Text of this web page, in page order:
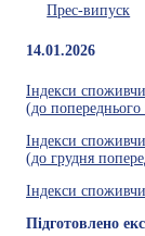
Прес-випуск
14.01.2026
Індекси
(до попереднього
Індекси
(до грудня
Індекси
Підготовлено